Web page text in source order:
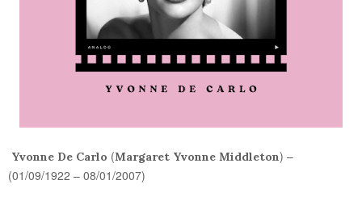
Yvonne De Carlo (Margaret Yvonne Middleton) –
(01/09/1922 – 08/01/2007)